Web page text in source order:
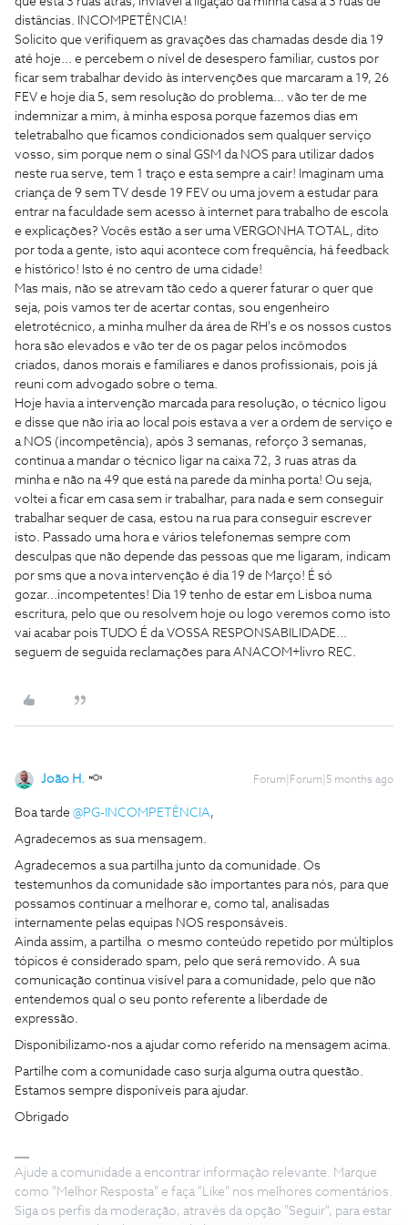
distâncias. INCOMPETÊNCIA!
Solicito que verifiquem as gravações das chamadas desde dia 19
até hoje... e percebem o nível de desespero familiar, custos por
ficar sem trabalhar devido às intervenções que marcaram a 19, 26
FEV e hoje dia 5, sem resolução do problema... vão ter de me
indemnizar a mim, à minha esposa porque fazemos dias em
teletrabalho que ficamos condicionados sem qualquer serviço
vosso, sim porque nem o sinal GSM da NOS para utilizar dados
neste rua serve, tem 1 traço e esta sempre a cair! Imaginam uma
criança de 9 sem TV desde 19 FEV ou uma jovem a estudar para
entrar na faculdade sem acesso à internet para trabalho de escola
e explicações? Vocês estão a ser uma VERGONHA TOTAL, dito
por toda a gente, isto aqui acontece com frequência, há feedback
e histórico! Isto é no centro de uma cidade!
Mas mais, não se atrevam tão cedo a querer faturar o quer que
seja, pois vamos ter de acertar contas, sou engenheiro
eletrotécnico, a minha mulher da área de RH's e os nossos custos
hora são elevados e vão ter de os pagar pelos incômodos
criados, danos morais e familiares e danos profissionais, pois já
reuni com advogado sobre o tema.
Hoje havia a intervenção marcada para resolução, o técnico ligou
e disse que não iria ao local pois estava a ver a ordem de serviço e
a NOS (incompetência), após 3 semanas, reforço 3 semanas,
continua a mandar o técnico ligar na caixa 72, 3 ruas atras da
minha e não na 49 que está na parede da minha porta! Ou seja,
voltei a ficar em casa sem ir trabalhar, para nada e sem conseguir
trabalhar sequer de casa, estou na rua para conseguir escrever
isto. Passado uma hora e vários telefonemas sempre com
desculpas que não depende das pessoas que me ligaram, indicam
por sms que a nova intervenção é dia 19 de Março! É só
gozar...incompetentes! Dia 19 tenho de estar em Lisboa numa
escritura, pelo que ou resolvem hoje ou logo veremos como isto
vai acabar pois TUDO É da VOSSA RESPONSABILIDADE...
seguem de seguida reclamações para ANACOM+livro REC.
João H. Forum|Forum|5 months ago
Boa tarde ​ @PG-INCOMPETÊNCIA,
Agradecemos as sua mensagem.
Agradecemos a sua partilha junto da comunidade. Os
testemunhos da comunidade são importantes para nós, para que
possamos continuar a melhorar e, como tal, analisadas
internamente pelas equipas NOS responsáveis.
Ainda assim, a partilha o mesmo conteúdo repetido por múltiplos
tópicos é considerado spam, pelo que será removido. A sua
comunicação continua visível para a comunidade, pelo que não
entendemos qual o seu ponto referente a liberdade de
expressão.
Disponibilizamo-nos a ajudar como referido na mensagem acima.
Partilhe com a comunidade caso surja alguma outra questão.
Estamos sempre disponíveis para ajudar.
Obrigado
Ajude a comunidade a encontrar informação relevante. Marque
como "Melhor Resposta" e faça "Like" nos melhores comentários.
Siga os perfis da moderação, através da opção "Seguir", para estar